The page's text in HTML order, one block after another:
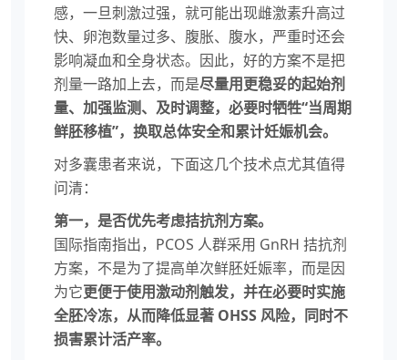
感，一旦刺激过强，就可能出现雌激素升高过
快、卵泡数量过多、腹胀、腹水，严重时还会
影响凝血和全身状态。因此，好的方案不是把
剂量一路加上去，而是尽量用更稳妥的起始剂
量、加强监测、及时调整，必要时牺牲“当周期
鲜胚移植”，换取总体安全和累计妊娠机会。
对多囊患者来说，下面这几个技术点尤其值得
问清：
第一，是否优先考虑拮抗剂方案。
国际指南指出，PCOS 人群采用 GnRH 拮抗剂
方案，不是为了提高单次鲜胚妊娠率，而是因
为它更便于使用激动剂触发，并在必要时实施
全胚冷冻，从而降低显著 OHSS 风险，同时不
损害累计活产率。